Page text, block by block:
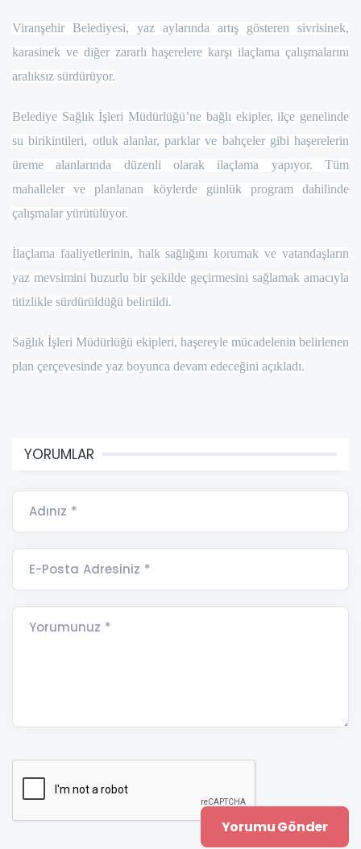
Viranşehir Belediyesi, yaz aylarında artış gösteren sivrisinek,
karasinek ve diğer zararlı haşerelere karşı ilaçlama çalışmalarını
aralıksız sürdürüyor.
Belediye Sağlık İşleri Müdürlüğü’ne bağlı ekipler, ilçe genelinde
su birikintileri, otluk alanlar, parklar ve bahçeler gibi haşerelerin
üreme alanlarında düzenli olarak ilaçlama yapıyor. Tüm
mahalleler ve planlanan köylerde günlük program dahilinde
çalışmalar yürütülüyor.
İlaçlama faaliyetlerinin, halk sağlığını korumak ve vatandaşların
yaz mevsimini huzurlu bir şekilde geçirmesini sağlamak amacıyla
titizlikle sürdürüldüğü belirtildi.
Sağlık İşleri Müdürlüğü ekipleri, haşereyle mücadelenin belirlenen
plan çerçevesinde yaz boyunca devam edeceğini açıkladı.
YORUMLAR
Adınız *
E-Posta Adresiniz *
Yorumunuz *